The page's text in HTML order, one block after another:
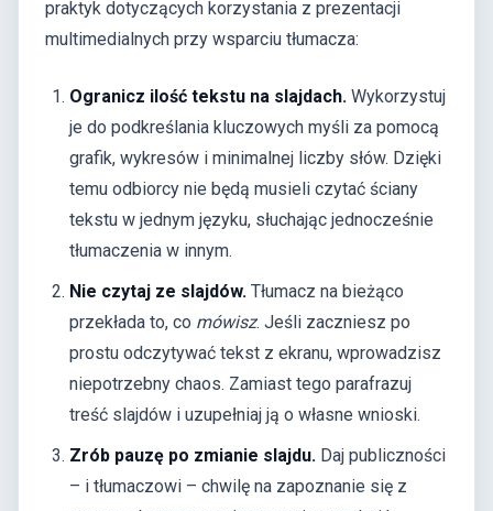
praktyk dotyczących korzystania z prezentacji
multimedialnych przy wsparciu tłumacza:
Ogranicz ilość tekstu na slajdach. Wykorzystuj
je do podkreślania kluczowych myśli za pomocą
grafik, wykresów i minimalnej liczby słów. Dzięki
temu odbiorcy nie będą musieli czytać ściany
tekstu w jednym języku, słuchając jednocześnie
tłumaczenia w innym.
Nie czytaj ze slajdów. Tłumacz na bieżąco
przekłada to, co mówisz. Jeśli zaczniesz po
prostu odczytywać tekst z ekranu, wprowadzisz
niepotrzebny chaos. Zamiast tego parafrazuj
treść slajdów i uzupełniaj ją o własne wnioski.
Zrób pauzę po zmianie slajdu. Daj publiczności
– i tłumaczowi – chwilę na zapoznanie się z